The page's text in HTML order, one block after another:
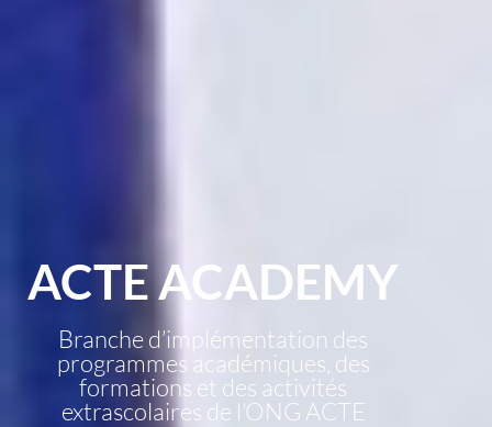
ACTE ACADEMY
Branche d’implémentation des
programmes académiques, des
formations et des activités
extrascolaires de l’ONG ACTE